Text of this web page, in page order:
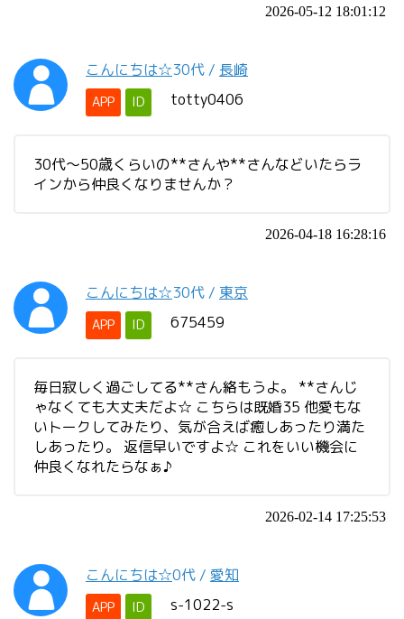
2026-05-12 18:01:12
こんにちは☆30代 / 長崎
APP ID totty0406
30代～50歳くらいの**さんや**さんなどいたらラ
インから仲良くなりませんか？
2026-04-18 16:28:16
こんにちは☆30代 / 東京
APP ID 675459
毎日寂しく過ごしてる**さん絡もうよ。 **さんじ
ゃなくても大丈夫だよ☆ こちらは既婚35 他愛もな
いトークしてみたり、気が合えば癒しあったり満た
しあったり。 返信早いですよ☆ これをいい機会に
仲良くなれたらなぁ♪
2026-02-14 17:25:53
こんにちは☆0代 / 愛知
APP ID s-1022-s